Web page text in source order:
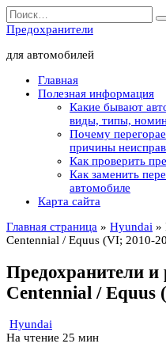
Перейти
к
содержанию
Search
for:
Предохранители
для автомобилей
Главная
Полезная информация
Какие бывают
виды, типы,
Почему
причины
Как проверить
Как заменить
автомобиле
Карта сайта
Главная страница » Hyundai »
Centennial / Equus (VI; 2010-
Предохранители и
Centennial / Equus
Hyundai
На чтение 25 мин